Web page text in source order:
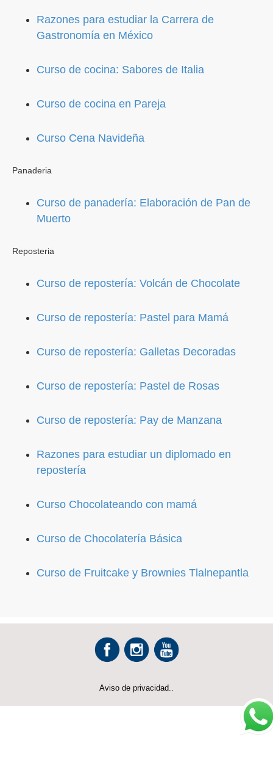
Razones para estudiar la Carrera de
Gastronomía en México
Curso de cocina: Sabores de Italia
Curso de cocina en Pareja
Curso Cena Navideña
Panaderia
Curso de panadería: Elaboración de Pan de
Muerto
Reposteria
Curso de repostería: Volcán de Chocolate
Curso de repostería: Pastel para Mamá
Curso de repostería: Galletas Decoradas
Curso de repostería: Pastel de Rosas
Curso de repostería: Pay de Manzana
Razones para estudiar un diplomado en
repostería
Curso Chocolateando con mamá
Curso de Chocolatería Básica
Curso de Fruitcake y Brownies Tlalnepantla
Aviso de privacidad..